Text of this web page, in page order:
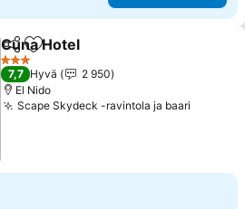
Jaa Lisää suosikkeihin
Cuna Hotel
3 Tähtiluokitus
7,7 Hyvä
2 950
El Nido
Scape Skydeck -ravintola ja baari